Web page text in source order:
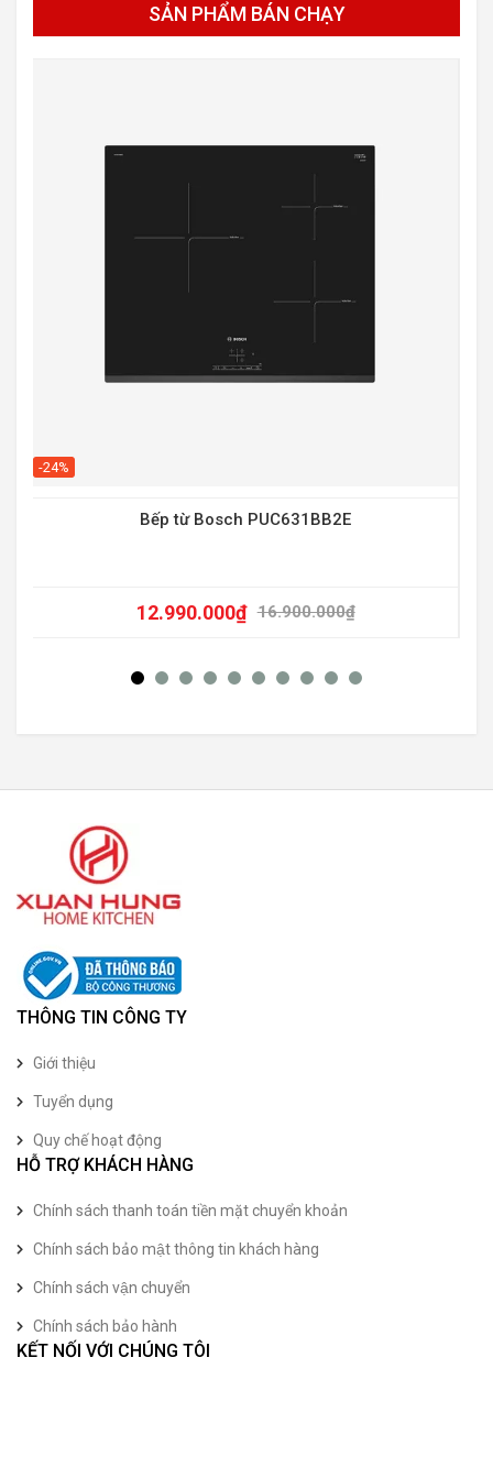
SẢN PHẨM BÁN CHẠY
-24%
Bếp từ Bosch PUC631BB2E
16.900.000₫
12.990.000₫
THÔNG TIN CÔNG TY
Giới thiệu
Tuyển dụng
Quy chế hoạt động
HỖ TRỢ KHÁCH HÀNG
Chính sách thanh toán tiền mặt chuyển khoản
Chính sách bảo mật thông tin khách hàng
Chính sách vận chuyển
Chính sách bảo hành
KẾT NỐI VỚI CHÚNG TÔI